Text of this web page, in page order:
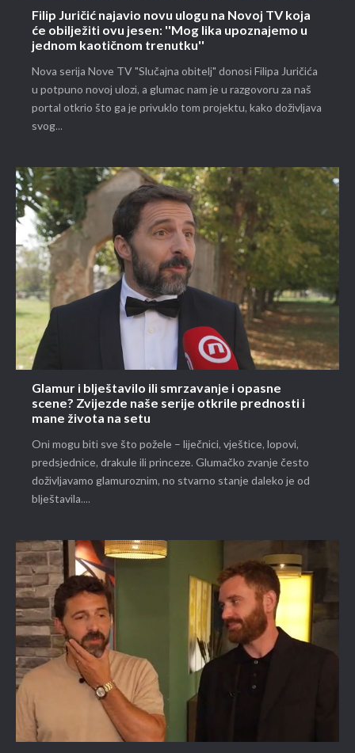
Filip Juričić najavio novu ulogu na Novoj TV koja
će obilježiti ovu jesen: ''Mog lika upoznajemo u
jednom kaotičnom trenutku''
Nova serija Nove TV "Slučajna obitelj" donosi Filipa Juričića
u potpuno novoj ulozi, a glumac nam je u razgovoru za naš
portal otkrio što ga je privuklo tom projektu, kako doživljava
svog...
Glamur i blještavilo ili smrzavanje i opasne
scene? Zvijezde naše serije otkrile prednosti i
mane života na setu
Oni mogu biti sve što požele – liječnici, vještice, lopovi,
predsjednice, drakule ili princeze. Glumačko zvanje često
doživljavamo glamuroznim, no stvarno stanje daleko je od
blještavila....